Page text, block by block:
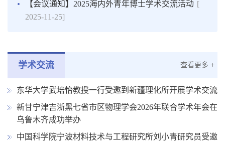
【会议通知】2025海内外青年博士学术交流活动 [
2025-11-25]
学术交流 查看更多 +
东华大学武培怡教授一行受邀到新疆理化所开展学术交流
新甘宁津吉浙黑七省市区物理学会2026年联合学术年会在
乌鲁木齐成功举办
中国科学院宁波材料技术与工程研究所刘小青研究员受邀